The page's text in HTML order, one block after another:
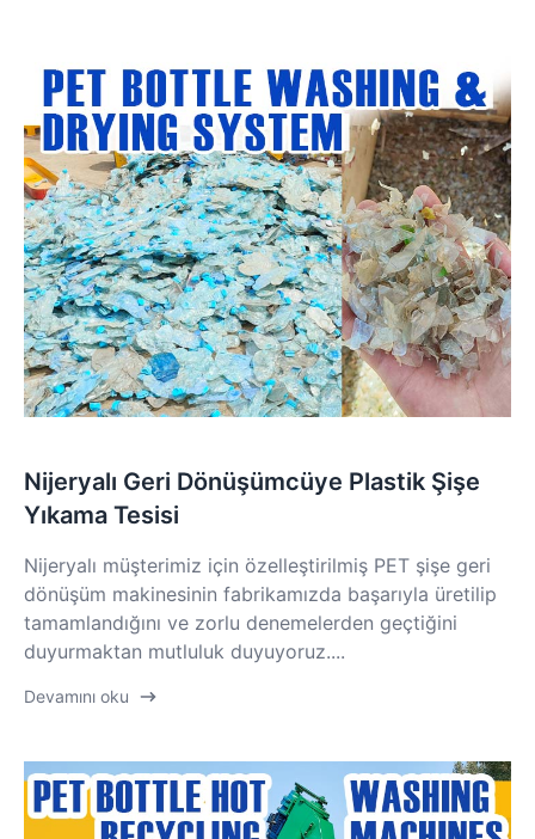
Nijeryalı Geri Dönüşümcüye Plastik Şişe
Yıkama Tesisi
Nijeryalı müşterimiz için özelleştirilmiş PET şişe geri
dönüşüm makinesinin fabrikamızda başarıyla üretilip
tamamlandığını ve zorlu denemelerden geçtiğini
duyurmaktan mutluluk duyuyoruz....
Devamını oku